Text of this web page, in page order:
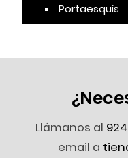
Portaesquís
Llámanos al
email a